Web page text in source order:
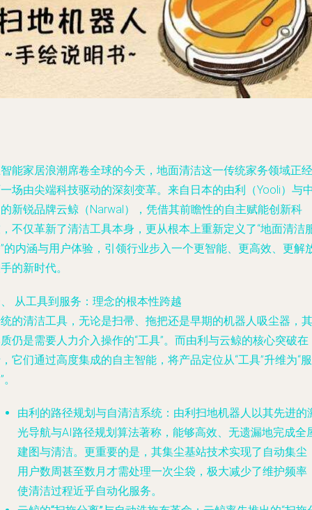
能家居浪潮席卷全球的今天，地面清洁这一传统家务领域正经
场由尖端科技驱动的深刻变革。来自日本的由利（Yooli）与
新锐品牌云鲸（Narwal），凭借其前瞻性的自主赋能创新科
不仅革新了清洁工具本身，更从根本上重新定义了“地面清洁
的内涵与用户体验，引领行业步入一个更智能、更高效、更解
的新时代。
从工具到服务：理念的根本性跨越
的清洁工具，无论是扫帚、拖把还是早期的机器人吸尘器，其
仍是需要人力介入操作的“工具”。而由利与云鲸的核心突破在
它们通过高度集成的自主智能，将产品定位从“工具”升维为“服
由利的路径规划与自清洁系统 ：由利扫地机器人以其先进的
光导航与AI路径规划算法著称，能够高效、无遗漏地完成全
建图与清洁。更重要的是，其集尘基站技术实现了自动集尘
用户数周甚至数月才需处理一次尘袋，极大减少了维护频率
使清洁过程近乎自动化服务。